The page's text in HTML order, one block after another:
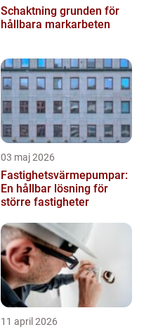
Schaktning grunden för
hållbara markarbeten
03 maj 2026
Fastighetsvärmepumpar:
En hållbar lösning för
större fastigheter
11 april 2026